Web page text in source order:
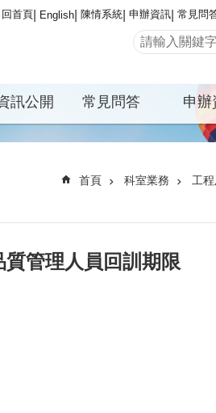
回首頁 English 陳情系統 申辦資訊 常見問
訊公開 常見問答 申辦
首頁 科室業務 工
管理人員回訓期限